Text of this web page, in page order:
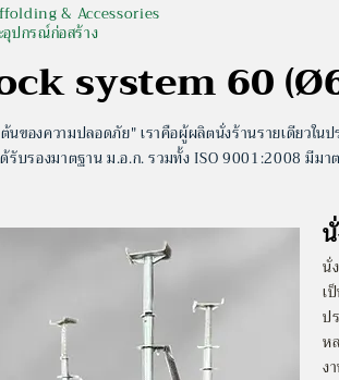
& Accessories
อุปกรณ์ก่อสร้าง
system 60
นของความปลอดภัย" เราคือผู้ผลิตนั่งร้านรายเดียวในป
รับรองมาตฐาน ม.อ.ก. รวมทั้ง ISO 9001:2008 มีมา
นั่
เ
ป
ห
ง